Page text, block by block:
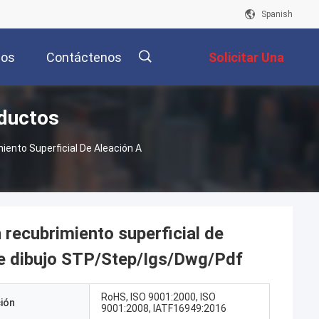
Spanish
Contáctenos Solicitar Una
Cotización
Superficial De Aleación A
recubrimiento superficial de
dibujo STP/Step/Igs/Dwg/Pdf
RoHS, ISO 9001:2000, ISO
9001:2008, IATF16949:2016